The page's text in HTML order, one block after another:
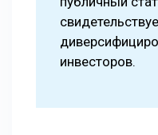
инвесторов.